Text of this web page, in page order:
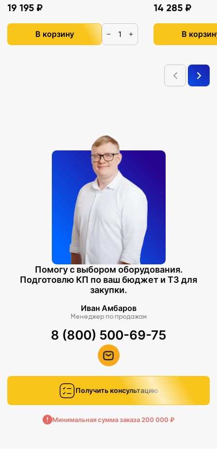
19 195 ₽
В корзину − +
14 285 ₽
В
Помогу с выбором оборудования.
Подготовлю КП по ваш бюджет и ТЗ для
закупки.
Иван Амбаров
Менеджер по продажам
8 (800) 500-69-75
Получить консультацию
Минимальная сумма заказа 200 000 ₽